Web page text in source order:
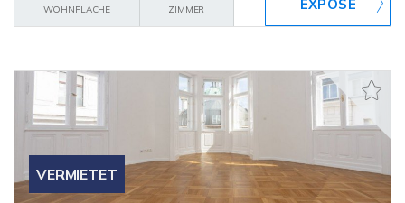
WOHNFLÄCHE
ZIMMER
VERMIETET